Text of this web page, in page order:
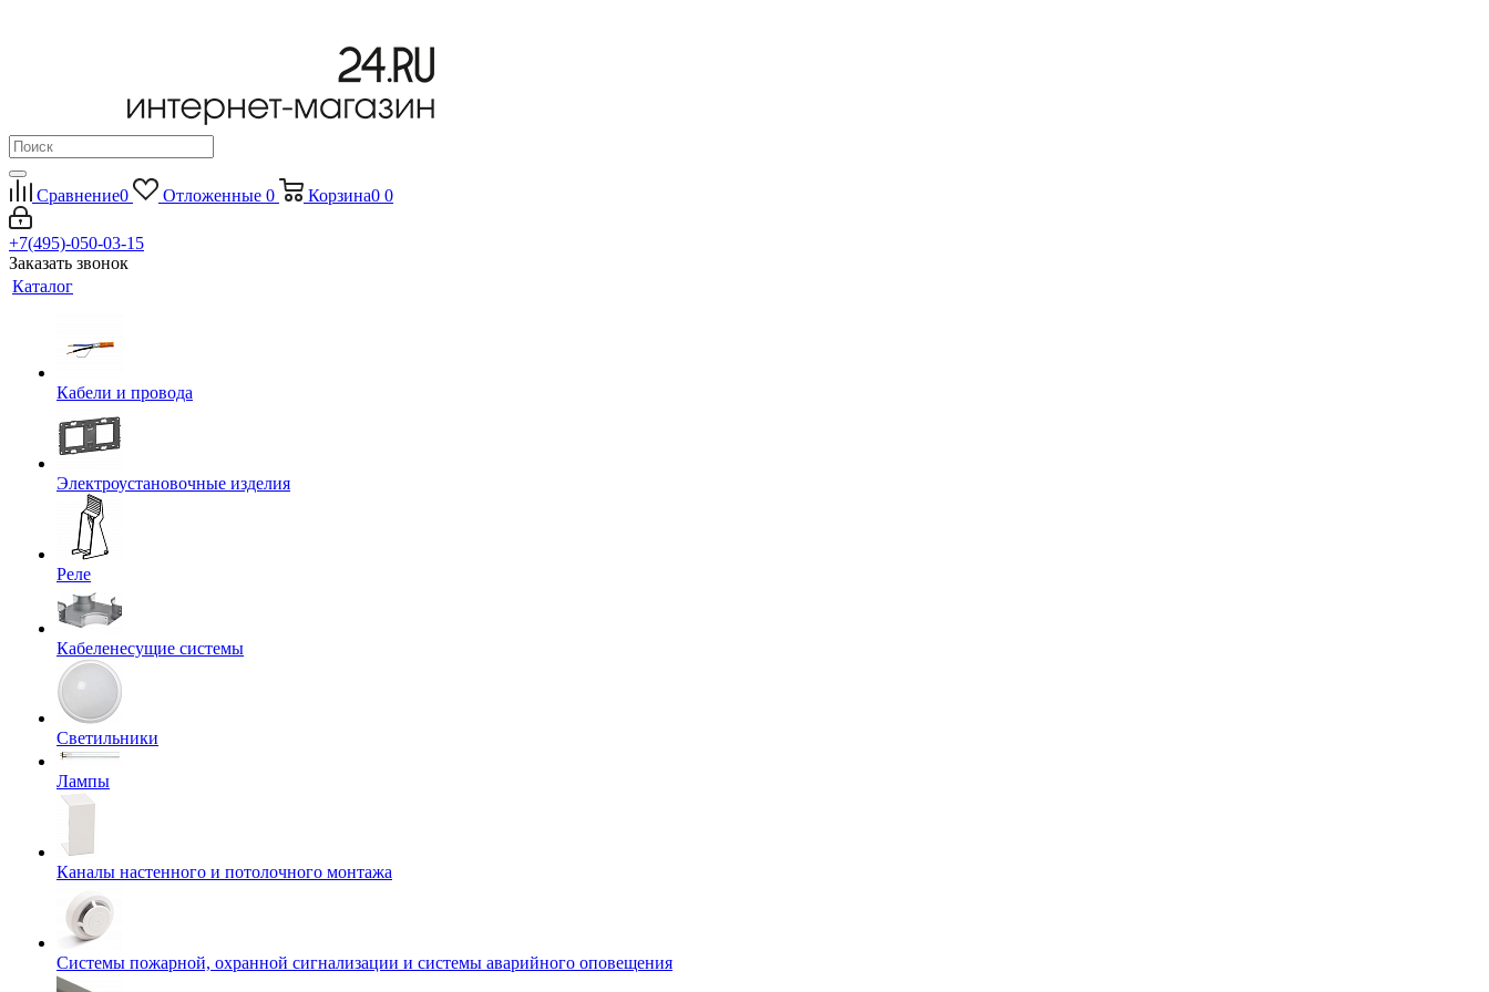
Сравнение0 Отложенные 0 Корзина0 0
+7(495)-050-03-15
Заказать звонок
Каталог
Кабели и провода
Электроустановочные изделия
Реле
Кабеленесущие системы
Светильники
Лампы
Каналы настенного и потолочного монтажа
Системы пожарной, охранной сигнализации и системы аварийного оповещения